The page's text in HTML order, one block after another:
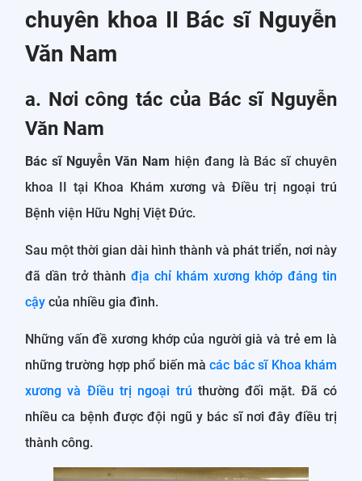
chuyên khoa II Bác sĩ Nguyễn
Văn Nam
a. Nơi công tác của Bác sĩ Nguyễn
Văn Nam
Bác sĩ Nguyễn Văn Nam hiện đang là Bác sĩ chuyên
khoa II tại Khoa Khám xương và Điều trị ngoại trú
Bệnh viện Hữu Nghị Việt Đức.
Sau một thời gian dài hình thành và phát triển, nơi này
đã dần trở thành địa chỉ khám xương khớp đáng tin
cậy của nhiều gia đình.
Những vấn đề xương khớp của người già và trẻ em là
những trường hợp phổ biến màcác bác sĩ Khoa khám
xương và Điều trị ngoại trú thường đối mặt. Đã có
nhiều ca bệnh được đội ngũ y bác sĩ nơi đây điều trị
thành công.